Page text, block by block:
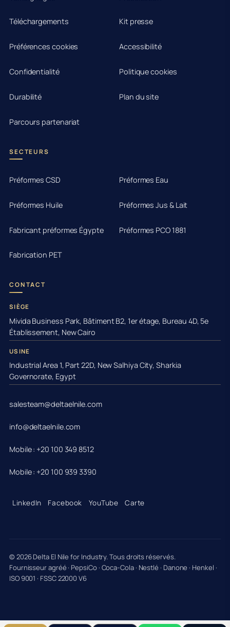
Téléchargements Kit presse
Préférences cookies Accessibilité
Confidentialité Politique cookies
Durabilité Plan du site
Parcours partenariat
SECTEURS
Préformes CSD Préformes Eau
Préformes Huile Préformes Jus & Lait
Fabricant préformes Égypte Préformes PCO 1881
Fabrication PET
CONTACT
SIÈGE
Mivida Business Park, Bâtiment B2, 1er étage, Bureau 4D, 5e
Établissement, New Cairo
USINE
Industrial Area 1, Part 22D, New Salhiya City, Sharkia
Governorate, Egypt
salesteam@deltaelnile.com
info@deltaelnile.com
Mobile : +20 100 349 8512
Mobile : +20 100 939 3390
LinkedIn Facebook YouTube Carte
© 2026 Delta El Nile for Industry. Tous droits réservés.
Fournisseur agréé · PepsiCo · Coca-Cola · Nestlé · Danone · Henkel ·
ISO 9001 · FSSC 22000 V6